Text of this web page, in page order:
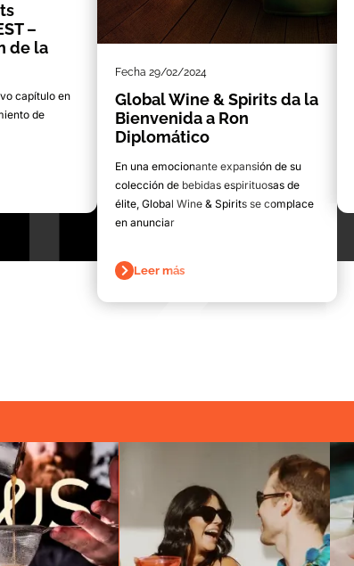
–
de la
capítulo en
de
Fecha 29/02/2024
Global Wine & Spirits da la
Bienvenida a Ron
Diplomático
En una emocionante expansión de su
colección de bebidas espirituosas de
élite, Global Wine & Spirits se complace
en anunciar
Leer más